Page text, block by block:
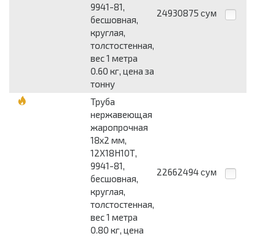
9941-81,
бесшовная,
круглая,
толстостенная,
вес 1 метра
0.60 кг, цена за
тонну
24930875 сум
Труба
нержавеющая
жаропрочная
18x2 мм,
12Х18Н10Т,
9941-81,
бесшовная,
круглая,
толстостенная,
вес 1 метра
0.80 кг, цена
22662494 сум